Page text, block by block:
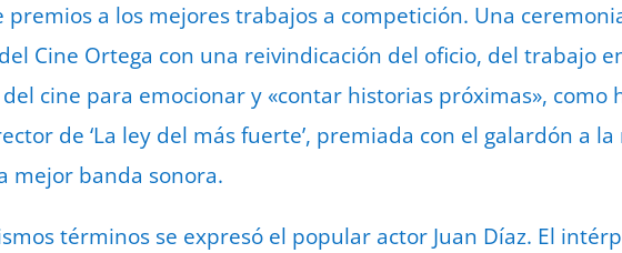
premios a los mejores trabajos a competición. Una
Cine Ortega con una reivindicación del oficio, del trabajo
cine para emocionar y «contar historias próximas», como
de ‘La ley del más fuerte’, premiada con el galardón a
mejor banda sonora.
términos se expresó el popular actor Juan Díaz. El